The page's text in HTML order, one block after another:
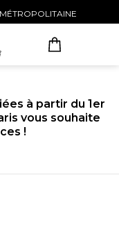
à partir du 1er
vous souhaite
!